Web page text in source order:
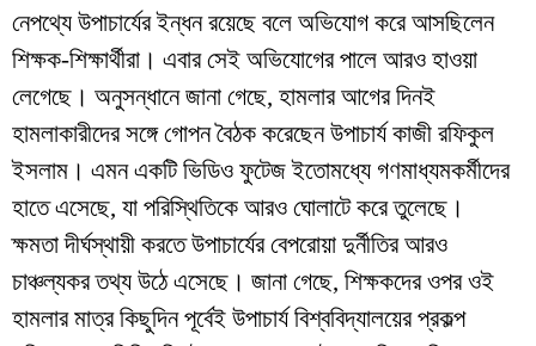
নেপথ্যে উপাচার্যের ইন্ধন রয়েছে বলে অভিযোগ করে আসছিলেন
শিক্ষক-শিক্ষার্থীরা। এবার সেই অভিযোগের পালে আরও হাওয়া
লেগেছে। অনুসন্ধানে জানা গেছে, হামলার আগের দিনই
হামলাকারীদের সঙ্গে গোপন বৈঠক করেছেন উপাচার্য কাজী রফিকুল
ইসলাম। এমন একটি ভিডিও ফুটেজ ইতোমধ্যে গণমাধ্যমকর্মীদের
হাতে এসেছে, যা পরিস্থিতিকে আরও ঘোলাটে করে তুলেছে।
​ক্ষমতা দীর্ঘস্থায়ী করতে উপাচার্যের বেপরোয়া দুর্নীতির আরও
চাঞ্চল্যকর তথ্য উঠে এসেছে। জানা গেছে, শিক্ষকদের ওপর ওই
হামলার মাত্র কিছুদিন পূর্বেই উপাচার্য বিশ্ববিদ্যালয়ের প্রকল্প